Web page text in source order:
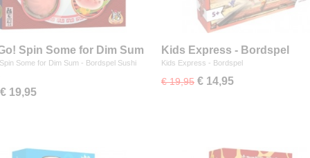
Spin Some for Dim Sum
Some for Dim Sum - Bordspel Sushi
€ 19,95
Kids Express - Bordspel
Kids Express - Bordspel
€ 19,95 € 14,95